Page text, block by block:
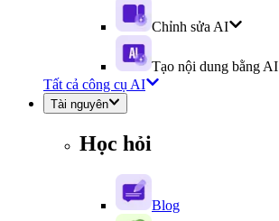
Chỉnh sửa AI
Tạo nội dung bằng AI
Tất cả công cụ AI
Tài nguyên
Học hỏi
Blog